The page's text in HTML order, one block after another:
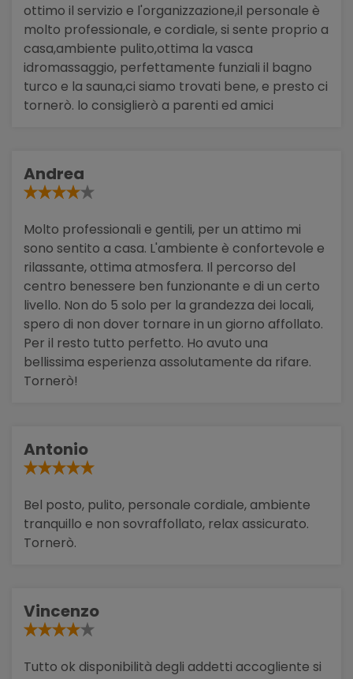
ottimo il servizio e l'organizzazione,il personale è
molto professionale, e cordiale, si sente proprio a
casa,ambiente pulito,ottima la vasca
idromassaggio, perfettamente funziali il bagno
turco e la sauna,ci siamo trovati bene, e presto ci
tornerò. lo consiglierò a parenti ed amici
Andrea
Molto professionali e gentili, per un attimo mi
sono sentito a casa. L'ambiente è confortevole e
rilassante, ottima atmosfera. Il percorso del
centro benessere ben funzionante e di un certo
livello. Non do 5 solo per la grandezza dei locali,
spero di non dover tornare in un giorno affollato.
Per il resto tutto perfetto. Ho avuto una
bellissima esperienza assolutamente da rifare.
Tornerò!
Antonio
Bel posto, pulito, personale cordiale, ambiente
tranquillo e non sovraffollato, relax assicurato.
Tornerò.
Vincenzo
Tutto ok disponibilità degli addetti accogliente si